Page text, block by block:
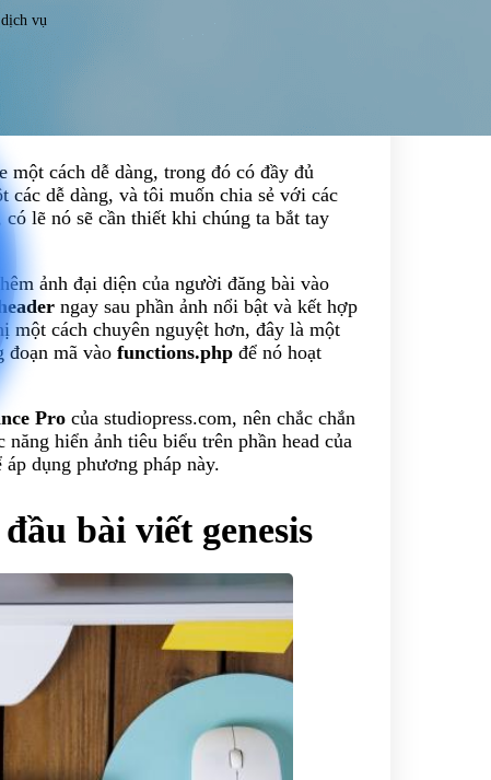
vụ
một cách dễ dàng, trong đó có đầy đủ
các dễ dàng, và tôi muốn chia sẻ với các
có lẽ nó sẽ cần thiết khi chúng ta bắt tay
ảnh đại diện của người đăng bài vào
ngay sau phần ảnh nổi bật và kết hợp
một cách chuyên nguyệt hơn, đây là một
đoạn mã vào functions.php để nó hoạt
Pro của studiopress.com, nên chắc chắn
hiển ảnh tiêu biểu trên phần head của
áp dụng phương pháp này.
bài viết genesis